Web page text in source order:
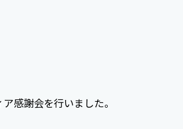
感謝会を行いました。